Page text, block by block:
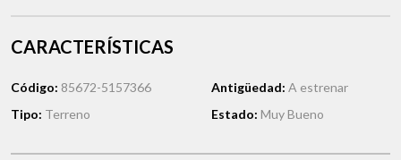
CARACTERÍSTICAS
Código: 85672-5157366
Tipo: Terreno
Antigüedad: A estrenar
Estado: Muy Bueno